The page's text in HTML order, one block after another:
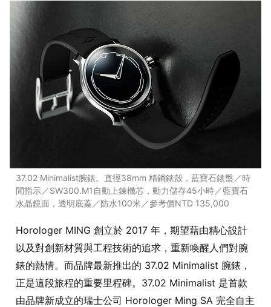
37.02 Minimalist腕錶。直徑38mm 精鋼錶殼，藍寶石錶盤／時
間指示／SW300.M1自動上鍊機芯，動力儲存45小時／藍寶石
水晶鏡面，透明底蓋／防水100米／參考價NTD 135,000
Horologer MING 創立於 2017 年，期望藉由精心設計
以及對創新材質與工程技術的追求，重新喚醒人們對腕
錶的熱情。而品牌最新推出的 37.02 Minimalist 腕錶，
正是這段旅程的重要里程碑。37.02 Minimalist 是首款
由品牌新成立的瑞士公司 Horologer Ming SA 完全自主